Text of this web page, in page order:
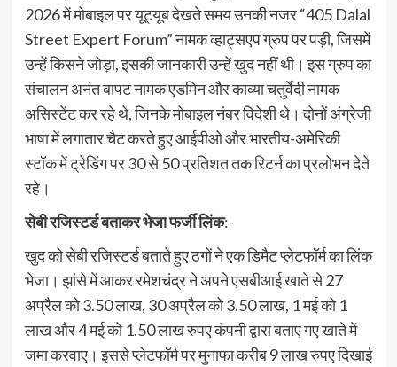
2026 में मोबाइल पर यूट्यूब देखते समय उनकी नजर “405 Dalal
Street Expert Forum” नामक व्हाट्सएप ग्रुप पर पड़ी, जिसमें
उन्हें किसने जोड़ा, इसकी जानकारी उन्हें खुद नहीं थी। इस ग्रुप का
संचालन अनंत बापट नामक एडमिन और काव्या चतुर्वेदी नामक
असिस्टेंट कर रहे थे, जिनके मोबाइल नंबर विदेशी थे। दोनों अंग्रेजी
भाषा में लगातार चैट करते हुए आईपीओ और भारतीय-अमेरिकी
स्टॉक में ट्रेडिंग पर 30 से 50 प्रतिशत तक रिटर्न का प्रलोभन देते
रहे।
सेबी रजिस्टर्ड बताकर भेजा फर्जी लिंक:-
खुद को सेबी रजिस्टर्ड बताते हुए ठगों ने एक डिमैट प्लेटफॉर्म का लिंक
भेजा। झांसे में आकर रमेशचंद्र ने अपने एसबीआई खाते से 27
अप्रैल को 3.50 लाख, 30 अप्रैल को 3.50 लाख, 1 मई को 1
लाख और 4 मई को 1.50 लाख रुपए कंपनी द्वारा बताए गए खाते में
जमा करवाए। इससे प्लेटफॉर्म पर मुनाफा करीब 9 लाख रुपए दिखाई